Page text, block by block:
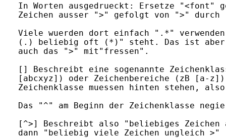
In Worten ausgedrueckt: Ersetze "<font"
Zeichen ausser ">" gefolgt von ">" durch
Viele wuerden dort einfach ".*"
(.) beliebig oft (*)" steht. Das ist aber
auch das ">" mit"fressen".
[] Beschreibt eine sogenannte
[abcxyz]) oder Zeichenbereiche (zB
Zeichenklasse muessen hinten stehen,
Das "^" am Beginn der Zeichenklasse
[^>] Beschreibt also "beliebiges Zeichen
dann "beliebig viele Zeichen ungleich >"